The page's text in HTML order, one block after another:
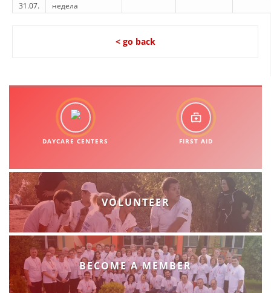
31.07.
недела
< go back
DAYCARE CENTERS FIRST AID
VOLUNTEER
BECOME A MEMBER